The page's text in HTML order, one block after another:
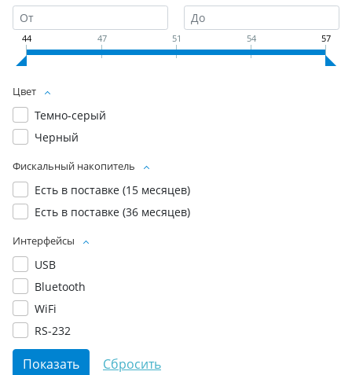
44 47 51 54 57
Цвет
Темно-серый
Черный
Фискальный накопитель
Есть в поставке (15 месяцев)
Есть в поставке (36 месяцев)
Интерфейсы
USB
Bluetooth
WiFi
RS-232